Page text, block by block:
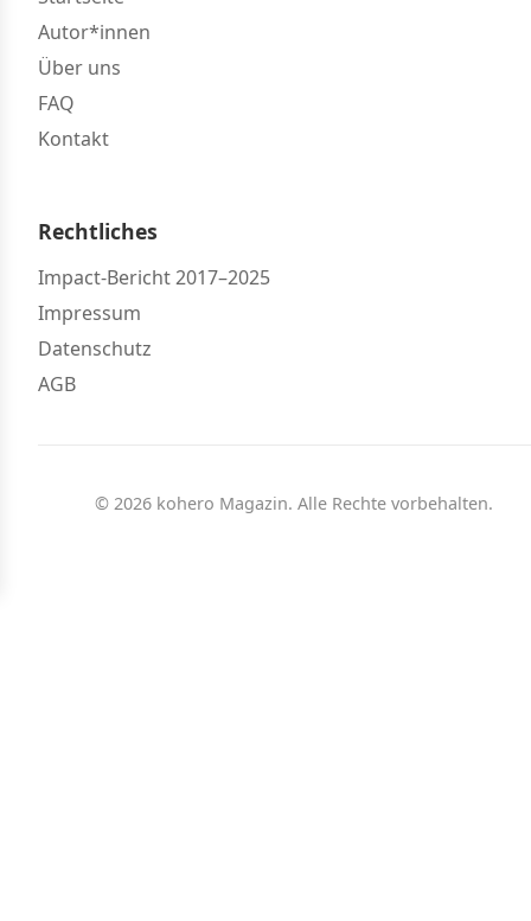
Autor*innen
Über uns
FAQ
Kontakt
Rechtliches
Impact-Bericht 2017–2025
Impressum
Datenschutz
AGB
© 2026 kohero Magazin. Alle Rechte vorbehalten.